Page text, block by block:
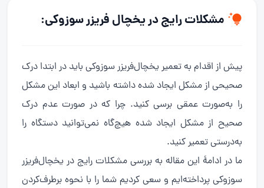
مشکلات رایج در یخچال فریزر سوزوکی:
پیش از اقدام به تعمیر یخچال‌فریزر سوزوکی باید در ابتدا درک
صحیحی از مشکل ایجاد شده داشته باشید و ابعاد این مشکل
را به‌صورت عمقی برسی کنید. چرا که در صورت عدم درک
صحیح از مشکل ایجاد شده هیچ‌گاه نمی‌توانید دستگاه را
به‌درستی تعمیر کنید.
ما در ادامهٔ این مقاله به بررسی مشکلات رایج در یخچال‌فریزر
سوزوکی پرداخته‌ایم و سعی کردیم شما را با نحوه برطرف‌کردن